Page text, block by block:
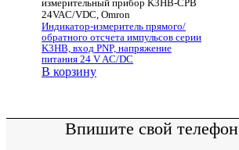
измерительный прибор K3HB-CPB
24VAC/VDC, Omron
Индикатор-измеритель прямого/
обратного отсчета импульсов серии
K3HB, вход PNP, напряжение
питания 24 V AC/DC
В корзину
Впишите свой телефон